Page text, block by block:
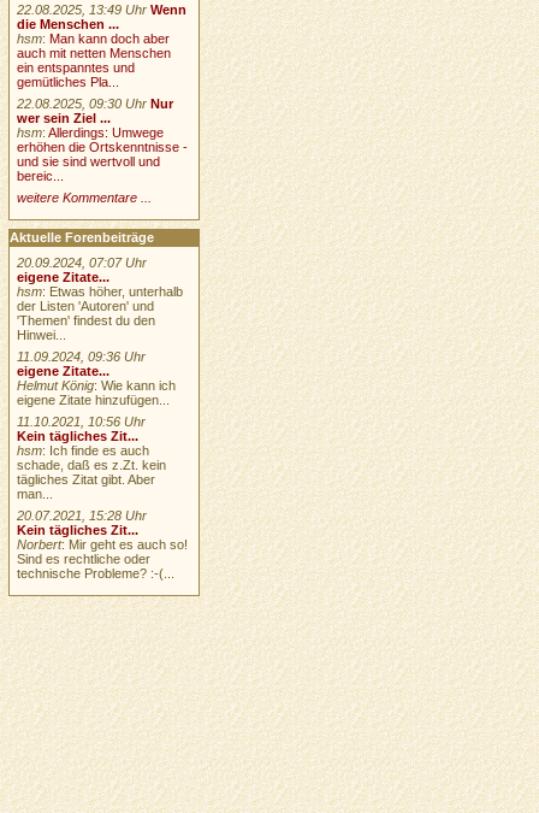
22.08.2025, 13:49 Uhr Wenn
die Menschen ...
hsm:Man kann doch aber
auch mit netten Menschen
ein entspanntes und
gemütliches Pla...
22.08.2025, 09:30 Uhr Nur
wer sein Ziel ...
hsm:Allerdings: Umwege
erhöhen die Ortskenntnisse -
und sie sind wertvoll und
bereic...
weitere Kommentare ...
Aktuelle Forenbeiträge
20.09.2024, 07:07 Uhr
eigene Zitate...
hsm: Etwas höher, unterhalb
der Listen 'Autoren' und
'Themen' findest du den
Hinwei...
11.09.2024, 09:36 Uhr
eigene Zitate...
Helmut König: Wie kann ich
eigene Zitate hinzufügen...
11.10.2021, 10:56 Uhr
Kein tägliches Zit...
hsm: Ich finde es auch
schade, daß es z.Zt. kein
tägliches Zitat gibt. Aber
man...
20.07.2021, 15:28 Uhr
Kein tägliches Zit...
Norbert: Mir geht es auch so!
Sind es rechtliche oder
technische Probleme? :-(...